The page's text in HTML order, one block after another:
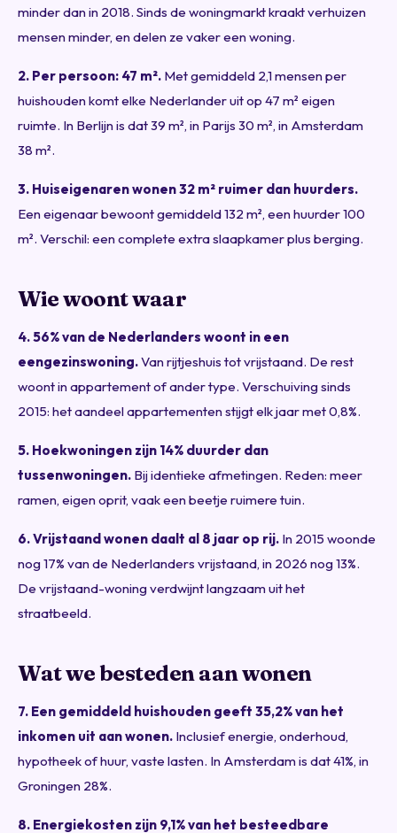
minder dan in 2018. Sinds de woningmarkt kraakt verhuizen
mensen minder, en delen ze vaker een woning.
2. Per persoon: 47 m². Met gemiddeld 2,1 mensen per
huishouden komt elke Nederlander uit op 47 m² eigen
ruimte. In Berlijn is dat 39 m², in Parijs 30 m², in Amsterdam
38 m².
3. Huiseigenaren wonen 32 m² ruimer dan huurders.
Een eigenaar bewoont gemiddeld 132 m², een huurder 100
m². Verschil: een complete extra slaapkamer plus berging.
Wie woont waar
4. 56% van de Nederlanders woont in een
eengezinswoning.Van rijtjeshuis tot vrijstaand. De rest
woont in appartement of ander type. Verschuiving sinds
2015: het aandeel appartementen stijgt elk jaar met 0,8%.
5. Hoekwoningen zijn 14% duurder dan
tussenwoningen. Bij identieke afmetingen. Reden: meer
ramen, eigen oprit, vaak een beetje ruimere tuin.
6. Vrijstaand wonen daalt al 8 jaar op rij. In 2015 woonde
nog 17% van de Nederlanders vrijstaand, in 2026 nog 13%.
De vrijstaand-woning verdwijnt langzaam uit het
straatbeeld.
Wat we besteden aan wonen
7. Een gemiddeld huishouden geeft 35,2% van het
inkomen uit aan wonen. Inclusief energie, onderhoud,
hypotheek of huur, vaste lasten. In Amsterdam is dat 41%, in
Groningen 28%.
8. Energiekosten zijn 9,1% van het besteedbare